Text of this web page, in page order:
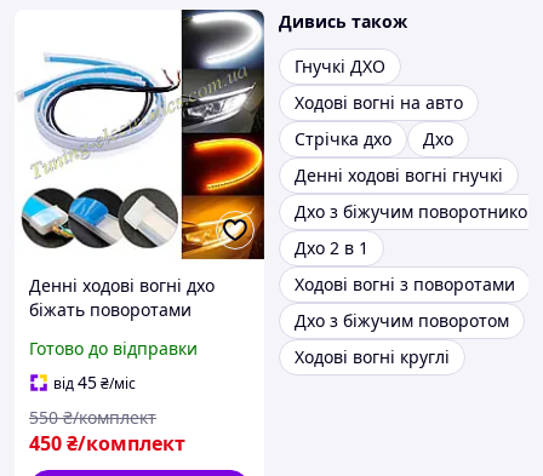
Денні ходові вогні дхо
біжать поворотами
для зовнішньої установки
на фари дені огні
Готово до відправки
від45₴/міс
450₴/комплект
550 ₴/комплект
Дивись також
Гнучкі ДХО
Ходові вогні на авто
Стрічка дхо
Дхо
Денні ходові вогні гнучкі
Дхо з біжучим поворотником
Дхо 2 в 1
Ходові вогні з поворотами
Дхо з біжучим поворотом
Ходові вогні круглі